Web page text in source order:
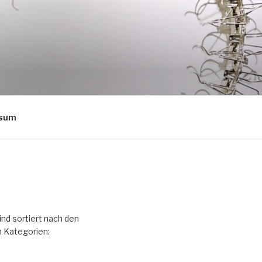
sortiert nach den
Kategorien: